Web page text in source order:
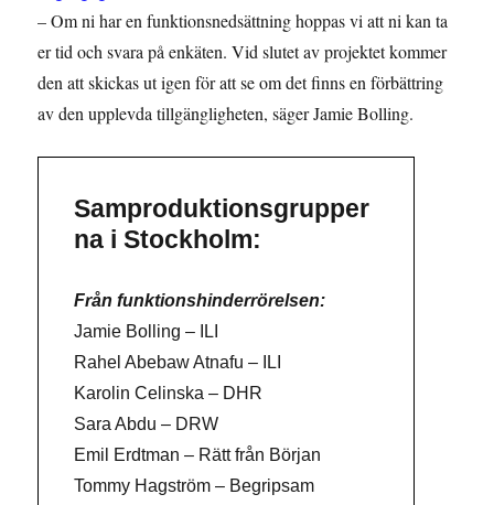
– Om ni har en funktionsnedsättning hoppas vi att ni kan ta
er tid och svara på enkäten. Vid slutet av projektet kommer
den att skickas ut igen för att se om det finns en förbättring
av den upplevda tillgängligheten, säger Jamie Bolling.
Samproduktionsgrupper
na i Stockholm:
Från funktionshinderrörelsen:
Jamie Bolling – ILI
Rahel Abebaw Atnafu – ILI
Karolin Celinska – DHR
Sara Abdu – DRW
Emil Erdtman – Rätt från Början
Tommy Hagström – Begripsam